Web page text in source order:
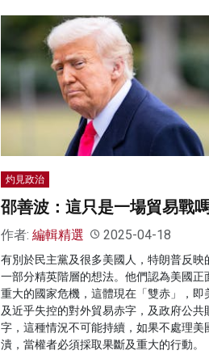
灼見政治
邵善波：這只是一場貿易戰
作者: 編輯精選 2025-04-18
有別於民主黨及很多美國人，特朗普反映
一部分精英階層的想法。他們認為美國正
重大的國家危機，這體現在「雙赤」，即
及近乎失控的對外貿易赤字，及政府公共
字，這種情況不可能持續，如果不處理美
潰，當權者必須採取果斷及重大的行動。